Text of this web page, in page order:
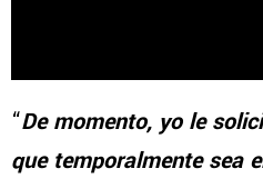
“De momento, yo le
que temporalmente sea